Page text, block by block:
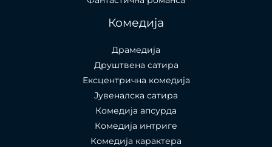
Комедија
Драмедија
Друштвена сатира
Ексцентрична комедија
Јувеналска сатира
Комедија апсурда
Комедија интриге
Комедија карактера